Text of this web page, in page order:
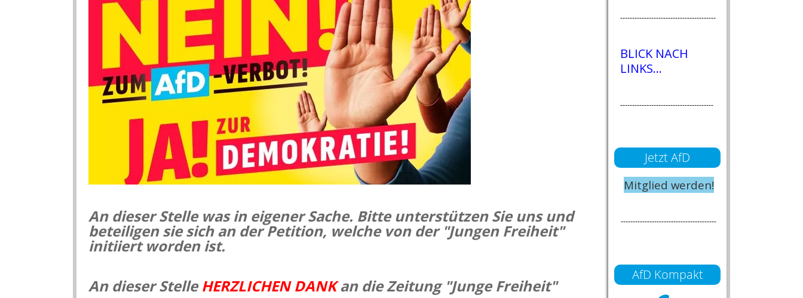
An dieser Stelle was in eigener Sache. Bitte unterstützen Sie uns und
beteiligen sie sich an der Petition, welche von der "Jungen Freiheit"
initiiert worden ist.
An dieser StelleHERZLICHEN DANKan die Zeitung "Junge Freiheit"
----------------------------------------
BLICK NACH
LINKS...
---------------------------------------
Jetzt AfD
Mitglied werden!
----------------------------------------
AfD Kompakt